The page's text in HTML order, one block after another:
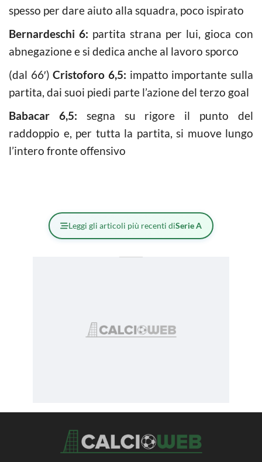
spesso per dare aiuto alla squadra, poco ispirato
Bernardeschi 6: partita strana per lui, gioca con
abnegazione e si dedica anche al lavoro sporco
(dal 66′)Cristoforo 6,5: impatto importante sulla
partita, dai suoi piedi parte l’azione del terzo goal
Babacar 6,5: segna su rigore il punto del
raddoppio e, per tutta la partita, si muove lungo
l’intero fronte offensivo
Leggi gli articoli più recenti diSerie A